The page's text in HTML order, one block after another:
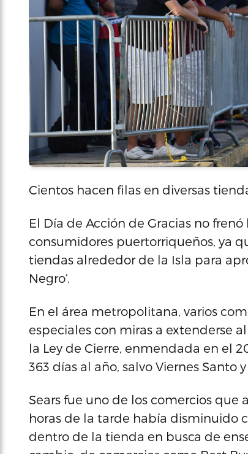
Cientos hacen filas en diversas
El Día de Acción de Gracias no
consumidores puertorriqueños, ya
tiendas alrededor de la Isla para
Negro’.
En el área metropolitana, varios
especiales con miras a extenderse
la Ley de Cierre, enmendada en el
363 días al año, salvo Viernes Santo
Sears fue uno de los comercios que
horas de la tarde había disminuido
dentro de la tienda en busca de